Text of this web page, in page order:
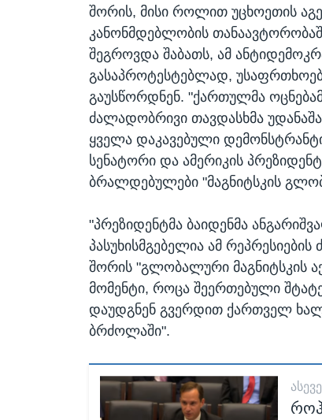
შორის, მისი როლით უცხოეთის
კანონმდებლობის
შეგროვდა შაბათს, ამ
გასაპროტესტებლად,
გაუსწორდნენ. "ქართულმა
ძალადობრივი თავდასხმა
ყველა დაკავებული
სენატორი და ამერიკის
ბრალდებულები "მაგნიტსკის
"პრეზიდენტმა ბაიდენმა
პასუხისმგებელია ამ
შორის "გლობალური მაგნიტსკის
მომენტი, როცა შეერთებული
დაუდგნენ გვერდით ქართველ
ბრძოლაში".